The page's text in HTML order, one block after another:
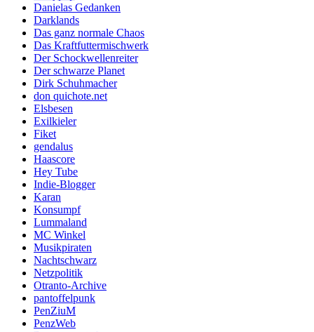
Danielas Gedanken
Darklands
Das ganz normale Chaos
Das Kraftfuttermischwerk
Der Schockwellenreiter
Der schwarze Planet
Dirk Schuhmacher
don quichote.net
Elsbesen
Exilkieler
Fiket
gendalus
Haascore
Hey Tube
Indie-Blogger
Karan
Konsumpf
Lummaland
MC Winkel
Musikpiraten
Nachtschwarz
Netzpolitik
Otranto-Archive
pantoffelpunk
PenZiuM
PenzWeb